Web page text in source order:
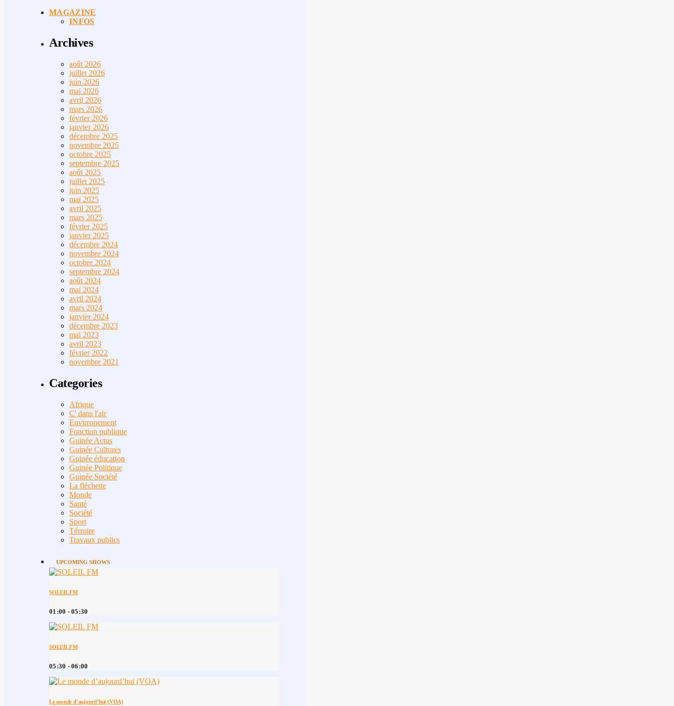
MAGAZINE
INFOS
Archives
août 2026
juillet 2026
juin 2026
mai 2026
avril 2026
mars 2026
février 2026
janvier 2026
décembre 2025
novembre 2025
octobre 2025
septembre 2025
août 2025
juillet 2025
juin 2025
mai 2025
avril 2025
mars 2025
février 2025
janvier 2025
décembre 2024
novembre 2024
octobre 2024
septembre 2024
août 2024
mai 2024
avril 2024
mars 2024
janvier 2024
décembre 2023
mai 2023
avril 2023
février 2022
novembre 2021
Categories
Afrique
C' dans l'air
Envirronement
Fonction publique
Guinée Actus
Guinée Cultures
Guinée éducation
Guinée Politique
Guinée Société
La fléchette
Monde
Santé
Société
Sport
Térroire
Travaux publics
UPCOMING SHOWS
SOLEIL FM
01:00 - 05:30
SOLEIL FM
05:30 - 06:00
Le monde d’aujourd’hui (VOA)